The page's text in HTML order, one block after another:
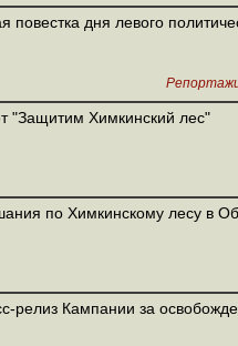
повестка дня левого
"Защитим Химкинский лес"
по Химкинскому лесу в
релиз Кампании за